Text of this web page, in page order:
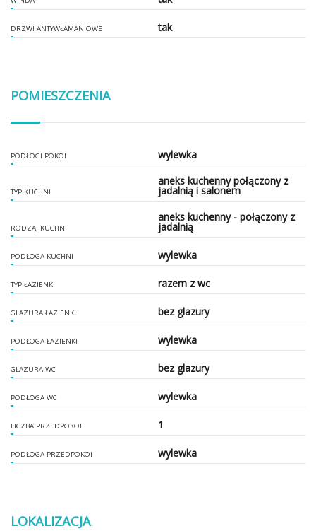
DRZWI ANTYWŁAMANIOWE tak
POMIESZCZENIA
PODŁOGI POKOI wylewka
TYP KUCHNI
aneks kuchenny połączony z
jadalnią i salonem
RODZAJ KUCHNI
aneks kuchenny - połączony z
jadalnią
PODŁOGA KUCHNI wylewka
TYP ŁAZIENKI razem z wc
GLAZURA ŁAZIENKI bez glazury
PODŁOGA ŁAZIENKI wylewka
GLAZURA WC bez glazury
PODŁOGA WC wylewka
LICZBA PRZEDPOKOI 1
PODŁOGA PRZEDPOKOI wylewka
LOKALIZACJA